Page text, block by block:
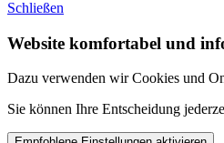
Schließen
Website komfortabel und
Dazu verwenden wir Cookies und
Sie können Ihre Entscheidung